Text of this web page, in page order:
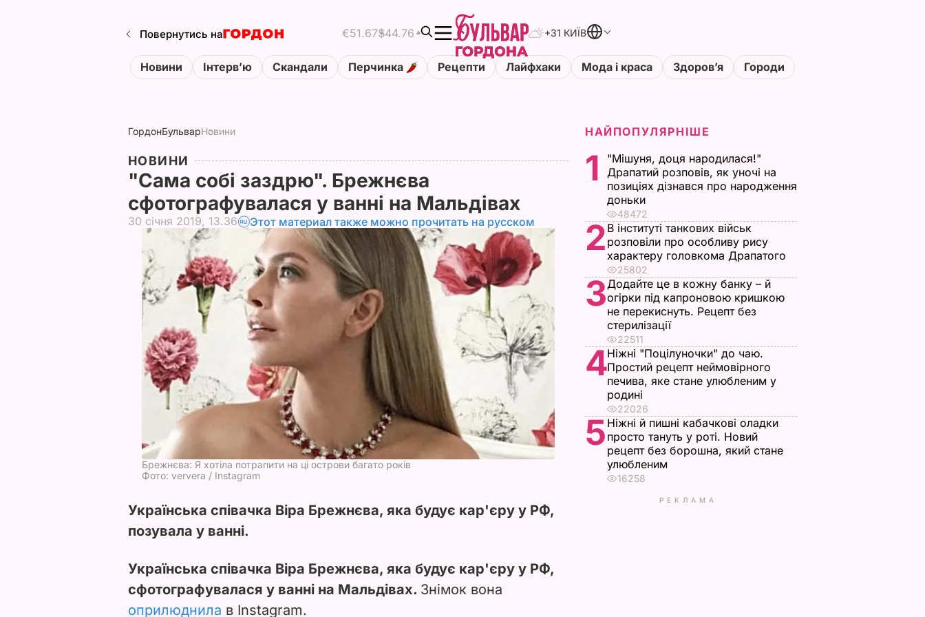
Повернутись на €51.67$44.76 +31 КИЇВ
Новини Інтервʼю Скандали Перчинка Рецепти Лайфхаки Мода і краса Здоровʼя Городи
ГордонБульварНовини
НОВИНИ
"Сама собі заздрю". Брежнєва
сфотографувалася у ванні на Мальдівах
30 січня 2019, 13.36 Этот материал также можно прочитать на русском
Брежнєва: Я хотіла потрапити на ці острови багато років
Фото: ververa / Instagram
Українська співачка Віра Брежнєва, яка будує кар'єру у РФ,
позувала у ванні.
Українська співачка Віра Брежнєва, яка будує кар'єру у РФ,
сфотографувалася у ванні на Мальдівах. Знімок вона
оприлюднила в Instagram.
НАЙПОПУЛЯРНІШЕ
1
"Мішуня, доця народилася!"
Драпатий розповів, як уночі на
позиціях дізнався про народження
доньки
48472
2 В інституті танкових військ
розповіли про особливу рису
характеру головкома Драпатого
25802
3Додайте це в кожну банку – й
огірки під капроновою кришкою
не перекиснуть. Рецепт без
стерилізації
22511
4Ніжні "Поцілуночки" до чаю.
Простий рецепт неймовірного
печива, яке стане улюбленим у
родині
22026
5 Ніжні й пишні кабачкові оладки
просто тануть у роті. Новий
рецепт без борошна, який стане
улюбленим
16258
РЕКЛАМА